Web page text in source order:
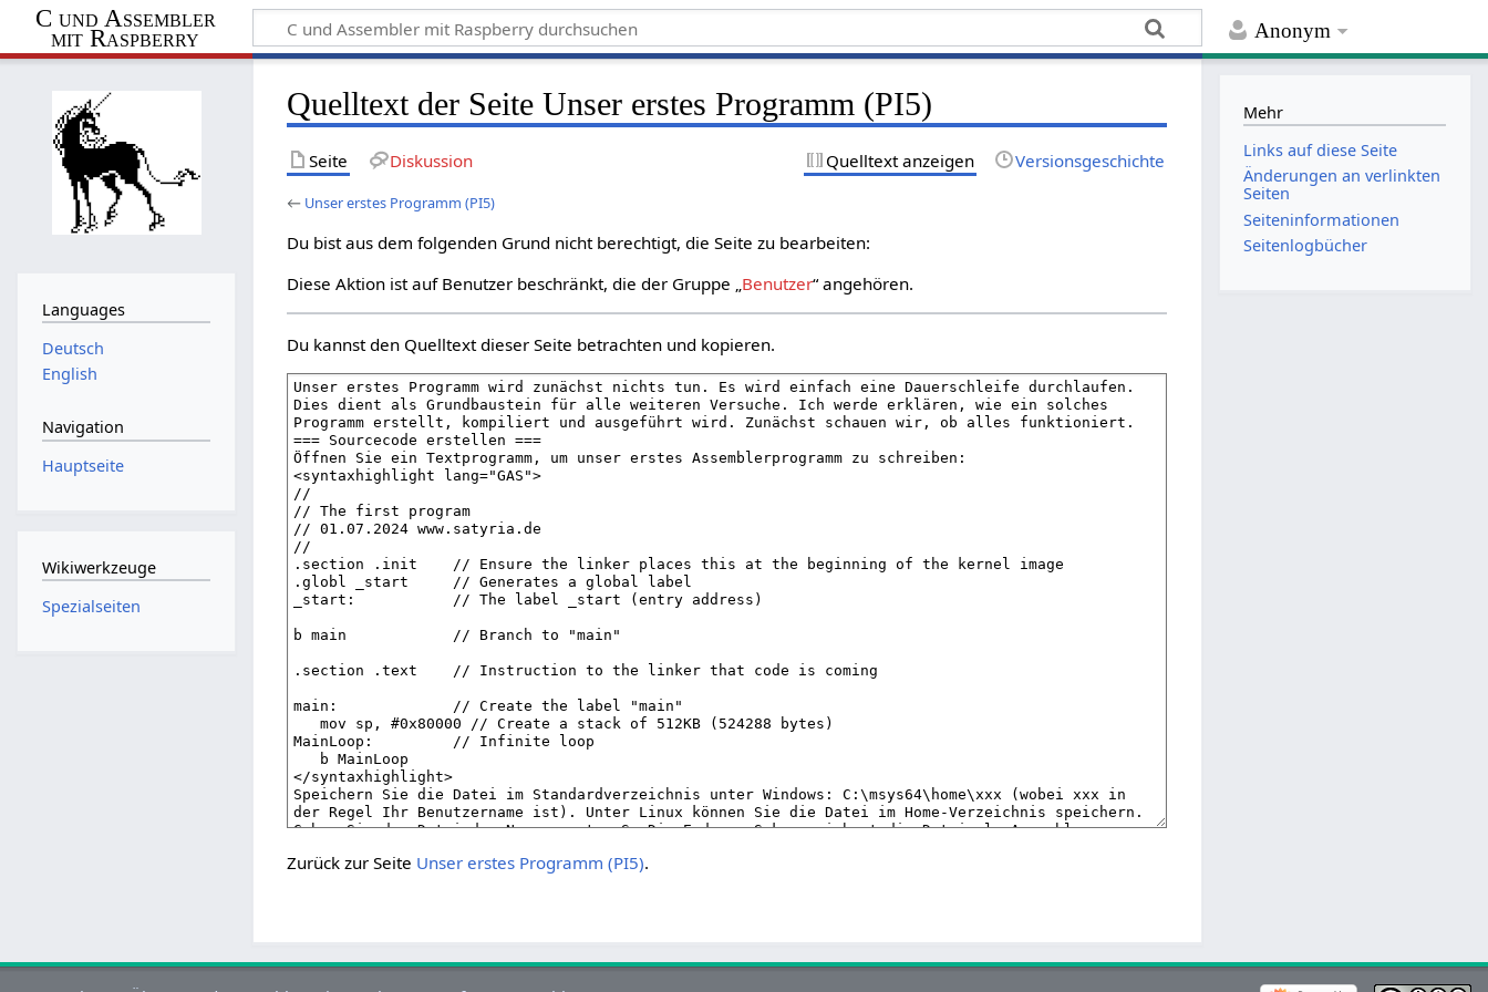
Anonym
C und Assembler
mit Raspberry
Quelltext der Seite Unser erstes Programm (PI5)
Seite Diskussion Quelltext anzeigen Versionsgeschichte
← Unser erstes Programm (PI5)
Du bist aus dem folgenden Grund nicht berechtigt, die Seite zu bearbeiten:
Diese Aktion ist auf Benutzer beschränkt, die der Gruppe „Benutzer“ angehören.
Du kannst den Quelltext dieser Seite betrachten und kopieren.
Zurück zur Seite Unser erstes Programm (PI5).
Languages
Deutsch
English
Navigation
Hauptseite
Wikiwerkzeuge
Spezialseiten
Mehr
Links auf diese Seite
Änderungen an verlinkten
Seiten
Seiten­­informationen
Seitenlogbücher